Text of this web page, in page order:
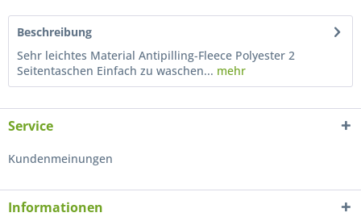
Beschreibung
Sehr leichtes Material Antipilling-Fleece Polyester 2
Seitentaschen Einfach zu waschen... mehr
Service
Kundenmeinungen
Informationen